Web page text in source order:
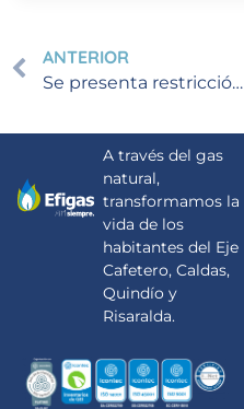
ANTERIOR
Se presenta restricción temporal del servicio de gas natural en Quimbaya, Quindío
A través del gas
natural,
transformamos la
vida de los
habitantes del Eje
Cafetero, Caldas,
Quindío y
Risaralda.